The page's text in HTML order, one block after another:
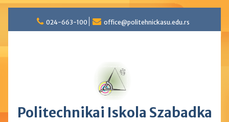
content
024-663-100 office@politehnickasu.edu.rs
Politechnikai Iskola Szabadka